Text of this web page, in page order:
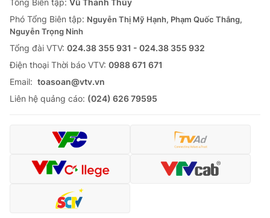
Tổng Biên tập: Vũ Thanh Thủy
Phó Tổng Biên tập: Nguyễn Thị Mỹ Hạnh, Phạm Quốc Thắng,
Nguyễn Trọng Ninh
Tổng đài VTV: 024.38 355 931 - 024.38 355 932
Ðiện thoại Thời báo VTV: 0988 671 671
Email: toasoan@vtv.vn
Liên hệ quảng cáo: (024) 626 79595